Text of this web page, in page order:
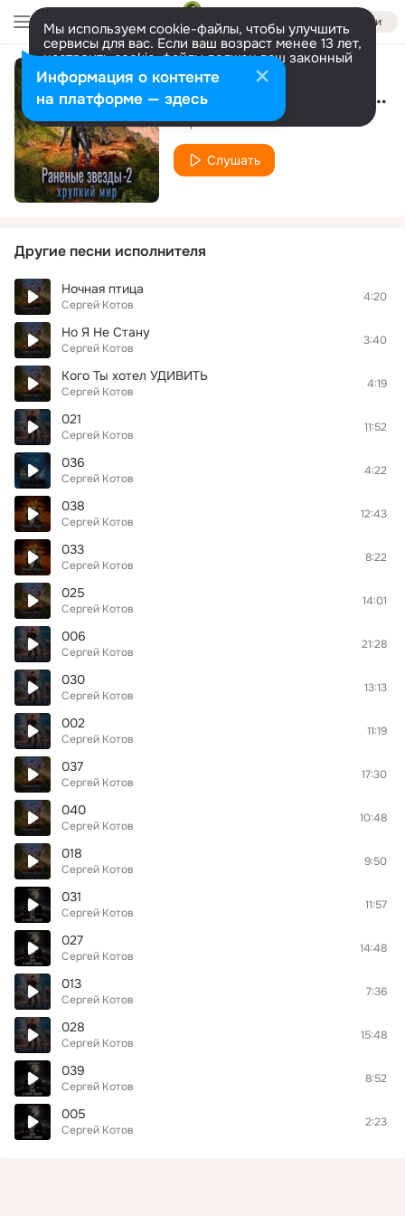
Войти
Мы используем cookie-файлы, чтобы улучшить
сервисы для вас. Если ваш возраст менее 13 лет,
настроить cookie-файлы должен ваш законный
представитель. Больше информации
Разрешить все Настроить Зеркалом блестит река
Сергей Котов
Слушать
Другие песни исполнителя
Ночная птица
Сергей Котов
4:20
Но Я Не Стану
Сергей Котов
3:40
Кого Ты хотел УДИВИТЬ
Сергей Котов
4:19
021
Сергей Котов
11:52
036
Сергей Котов
4:22
038
Сергей Котов
12:43
033
Сергей Котов
8:22
025
Сергей Котов
14:01
006
Сергей Котов
21:28
030
Сергей Котов
13:13
002
Сергей Котов
11:19
037
Сергей Котов
17:30
040
Сергей Котов
10:48
018
Сергей Котов
9:50
031
Сергей Котов
11:57
027
Сергей Котов
14:48
013
Сергей Котов
7:36
028
Сергей Котов
15:48
039
Сергей Котов
8:52
005
Сергей Котов
2:23
Информация о контенте
на платформе — здесь